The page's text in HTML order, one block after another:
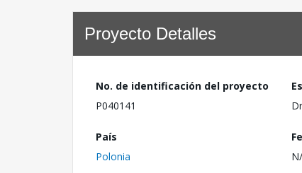
Proyecto Detalles
No. de identificación del proyecto
P040141
País
Polonia